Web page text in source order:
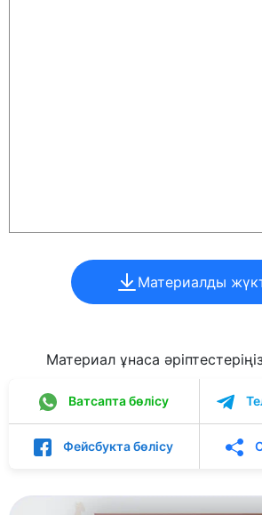
Материалды
Материал ұнаса
Ватсапта бөлісу
Фейсбукта бөлісу